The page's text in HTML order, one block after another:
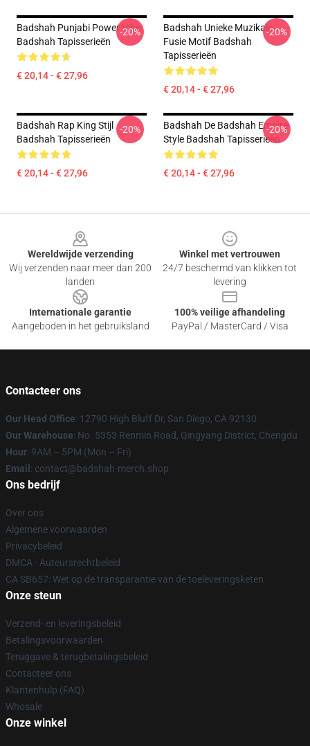
Badshah Punjabi Power Vibe
Badshah Tapisserieën
€ 20,14 - € 27,96
-20%
Badshah Unieke Muzikale
Fusie Motif Badshah
Tapisserieën
€ 20,14 - € 27,96
-20%
Badshah Rap King Stijl
Badshah Tapisserieën
€ 20,14 - € 27,96
-20%
Badshah De Badshah Empire
Style Badshah Tapisserieën
€ 20,14 - € 27,96
-20%
Wereldwijde verzending
Wij verzenden naar meer dan 200
landen
Winkel met vertrouwen
24/7 beschermd van klikken tot
levering
Internationale garantie
Aangeboden in het gebruiksland
100% veilige afhandeling
PayPal / MasterCard / Visa
Contacteer ons
Our Head Office: 12790 High Bluff Dr, San Diego, CA 92130
Our Warehouse: No. 5353 Renmin Road, Qingyang District, Chengdu
Hour: 9AM – 5PM (Mon – Fri)
Email : contact@badshah-merch.shop
Ons bedrijf
Over ons
Algemene voorwaarden
Privacybeleid
DMCA - Auteursrechtbeleid
CA SB657: Wet op de transparantie van de toeleveringsketen
Onze steun
Verzend- en leveringsbeleid
Betalingsvoorwaarden
Teruggave & terugbetalingsbeleid
Contacteer ons
Klantenhulp (FAQ)
Whosale
Onze winkel